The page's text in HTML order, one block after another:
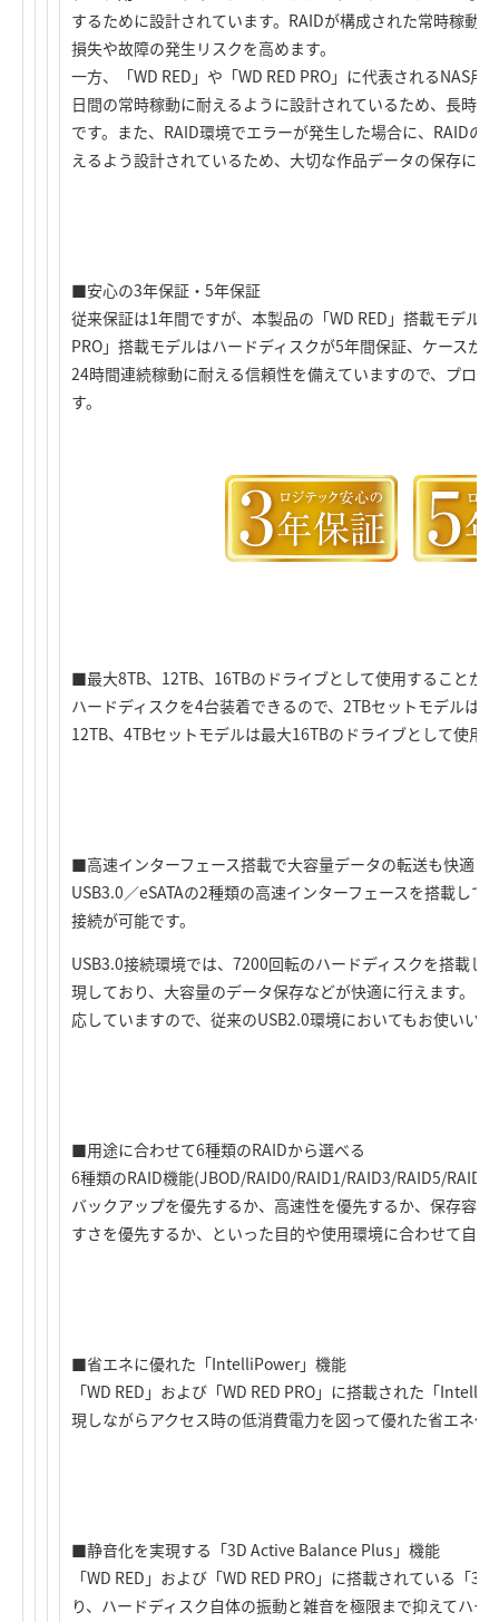
するために設計されています。RAIDが構成された常時稼動
損失や故障の発生リスクを高めます。
一方、「WD RED」や「WD RED PRO」に代表されるNAS
日間の常時稼動に耐えるように設計されているため、長時
です。また、RAID環境でエラーが発生した場合に、RAIDの
えるよう設計されているため、大切な作品データの保存に
■安心の3年保証・5年保証
従来保証は1年間ですが、本製品の「WD RED」搭載モデル
PRO」搭載モデルはハードディスクが5年間保証、ケースが
24時間連続稼動に耐える信頼性を備えていますので、プロ
す。
■最大8TB、12TB、16TBのドライブとして使用することが
ハードディスクを4台装着できるので、2TBセットモデルは
12TB、4TBセットモデルは最大16TBのドライブとして使用
■高速インターフェース搭載で大容量データの転送も快適
USB3.0／eSATAの2種類の高速インターフェースを搭載して
接続が可能です。
USB3.0接続環境では、7200回転のハードディスクを搭載し
現しており、大容量のデータ保存などが快適に行えます。ま
応していますので、従来のUSB2.0環境においてもお使いい
■用途に合わせて6種類のRAIDから選べる
6種類のRAID機能(JBOD/RAID0/RAID1/RAID3/RAID5/
バックアップを優先するか、高速性を優先するか、保存容
すさを優先するか、といった目的や使用環境に合わせて自
■省エネに優れた「IntelliPower」機能
「WD RED」および「WD RED PRO」に搭載された「
現しながらアクセス時の低消費電力を図って優れた省エネ化
■静音化を実現する「3D Active Balance Plus」機能
「WD RED」および「WD RED PRO」に搭載されている「
り、ハードディスク自体の振動と雑音を極限まで抑えてハ